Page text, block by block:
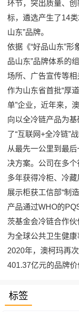
环节，突出质量、
标，遴选产生了14
山东”品牌。
依据《“好品山东”形
品山东”品牌体系的
场所、广告宣传等相
作为山东省首批“厚
单”企业，近年来，
向以全冷链产品为
了“互联网+全冷链”
从最先一公里到最
决方案。公司在多
多年获得冷柜、冷
展示柜获工信部“制
产品通过WHO的
茨基金会冷链合作伙
为全球公共卫生健康
2020年，澳柯玛再
401.37亿元的品牌价
标签